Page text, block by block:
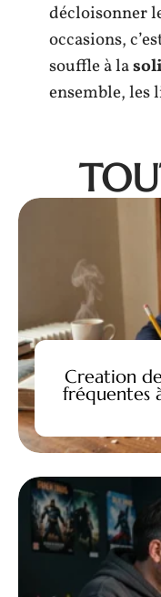
décloisonner
occasions,
souffle à la
ensemble, les
Creation
fréquentes